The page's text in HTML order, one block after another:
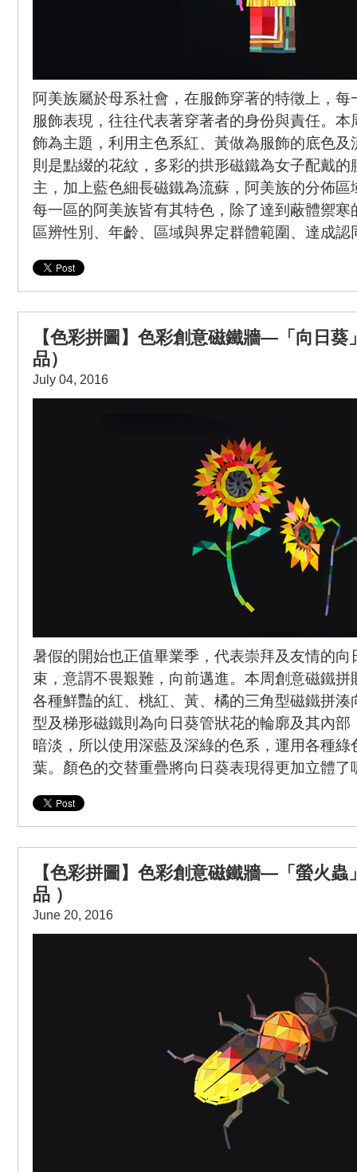
阿美族屬於母系社會，在服飾穿著的特徵上，
服飾表現，往往代表著穿著者的身份與責任。
飾為主題，利用主色系紅、黃做為服飾的底色及
則是點綴的花紋，多彩的拱形磁鐵為女子配戴
主，加上藍色細長磁鐵為流蘇，阿美族的分佈
每一區的阿美族皆有其特色，除了達到蔽體禦寒
區辨性別、年齡、區域與界定群體範圍、達成認
【色彩拼圖】色彩創意磁鐵牆—「向日葵
品）
July 04, 2016
暑假的開始也正值畢業季，代表崇拜及友情的向
束，意謂不畏艱難，向前邁進。本周創意磁鐵
各種鮮豔的紅、桃紅、黃、橘的三角型磁鐵拼湊
型及梯形磁鐵則為向日葵管狀花的輪廓及其內部
暗淡，所以使用深藍及深綠的色系，運用各種
葉。顏色的交替重疊將向日葵表現得更加立體了
【色彩拼圖】色彩創意磁鐵牆—「螢火蟲
品 ）
June 20, 2016